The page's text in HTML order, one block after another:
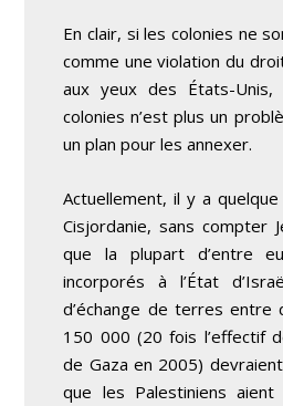
En clair, si les colonies ne
comme une violation du
aux yeux des États-Unis,
colonies n’est plus un
un plan pour les annexer.
Actuellement, il y a
Cisjordanie, sans compter
que la plupart d’entre
incorporés à l’État
d’échange de terres entre
150 000 (20 fois l’effectif
de Gaza en 2005)
que les Palestiniens aient